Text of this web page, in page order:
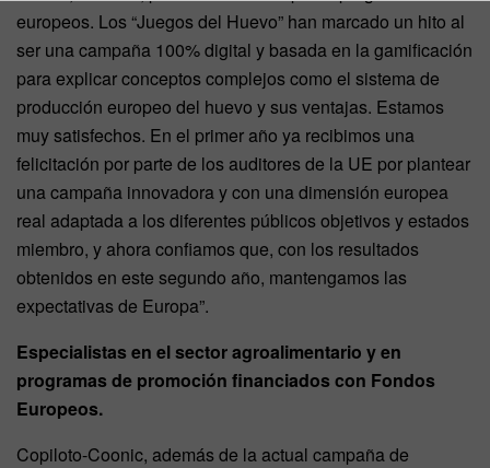
europeos. Los “Juegos del Huevo” han marcado un hito al
ser una campaña 100% digital y basada en la gamificación
para explicar conceptos complejos como el sistema de
producción europeo del huevo y sus ventajas. Estamos
muy satisfechos. En el primer año ya recibimos una
felicitación por parte de los auditores de la UE por plantear
una campaña innovadora y con una dimensión europea
real adaptada a los diferentes públicos objetivos y estados
miembro, y ahora confiamos que, con los resultados
obtenidos en este segundo año, mantengamos las
expectativas de Europa”.
Especialistas en el sector agroalimentario y en
programas de promoción financiados con Fondos
Europeos.
Copiloto-Coonic, además de la actual campaña de